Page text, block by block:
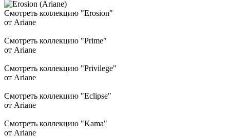
Смотреть коллекцию "Erosion"
от Ariane
Смотреть коллекцию "Prime"
от Ariane
Смотреть коллекцию "Privilege"
от Ariane
Смотреть коллекцию "Eclipse"
от Ariane
Смотреть коллекцию "Kama"
от Ariane